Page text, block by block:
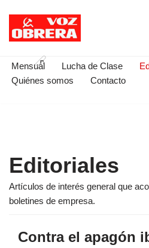
Saltar
contenido
Mensual Lucha de Clase
Quiénes somos
Contacto
Editoriales
Artículos de interés general que
boletines de empresa.
Contra el apagón